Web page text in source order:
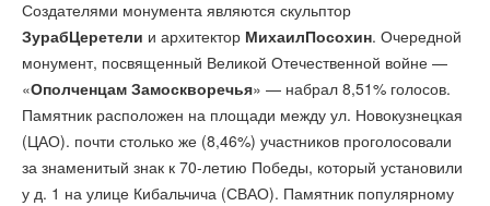
Создателями монумента являются скульптор
ЗурабЦеретели и архитектор МихаилПосохин. Очередной
монумент, посвященный Великой Отечественной войне —
«Ополченцам Замоскворечья» — набрал 8,51% голосов.
Памятник расположен на площади между ул. Новокузнецкая
(ЦАО). почти столько же (8,46%) участников проголосовали
за знаменитый знак к 70-летию Победы, который установили
у д. 1 на улице Кибальчича (СВАО). Памятник популярному